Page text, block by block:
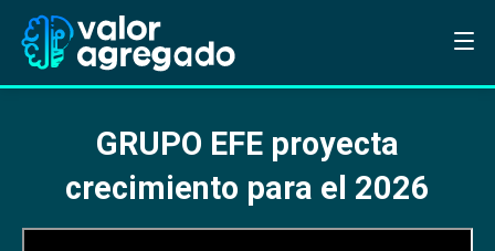
GRUPO EFE proyecta
crecimiento para el 2026